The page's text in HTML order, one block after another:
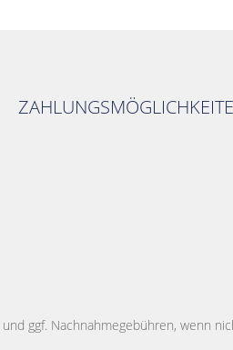
und ggf. Nachnahmegebühren, wenn